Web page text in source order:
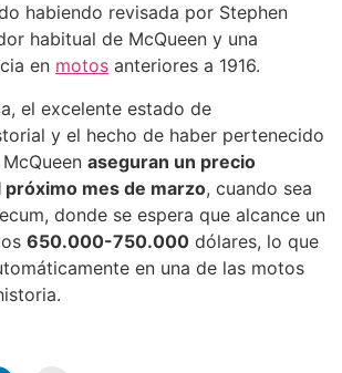
habiendo revisada por Stephen
habitual de McQueen y una
en motos anteriores a 1916.
el excelente estado de
y el hecho de haber pertenecido
aseguran un precio
mes de marzo, cuando sea
donde se espera que alcance un
650.000-750.000 dólares, lo que
en una de las motos